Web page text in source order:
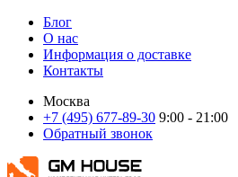
Блог
О нас
Информация о доставке
Контакты
Москва
+7 (495) 677-89-30 9:00 - 21:00
Обратный звонок